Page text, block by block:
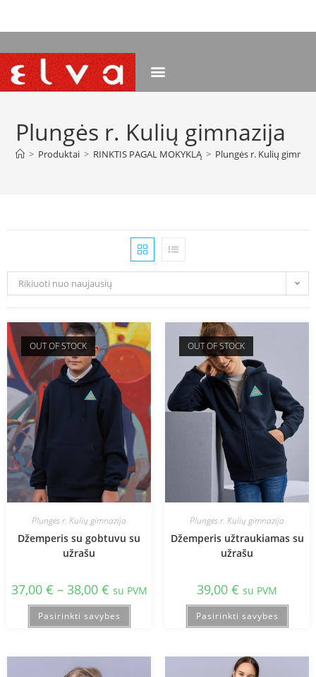
Plungės r. Kulių gimnazija
> Produktai > RINKTIS PAGAL MOKYKLĄ > Plungės r. Kulių
Rikiuoti nuo naujausių
OUT OF STOCK
Plungės r. Kulių gimnazija
Džemperis su gobtuvu su
užrašu
37,00 € – 38,00 € su PVM
Pasirinkti savybes
OUT OF STOCK
Plungės r. Kulių gimnazija
Džemperis užtraukiamas su
užrašu
39,00 € su PVM
Pasirinkti savybes